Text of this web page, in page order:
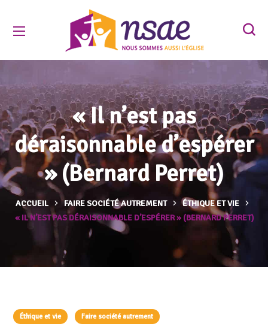
« Il n’est pas
déraisonnable d’espérer
» (Bernard Perret)
ACCUEIL FAIRE SOCIÉTÉ AUTREMENT
ÉTHIQUE ET VIE
« IL N’EST PAS DÉRAISONNABLE D’ESPÉRER » (BERNARD PERRET)
Éthique et vie Faire société autrement